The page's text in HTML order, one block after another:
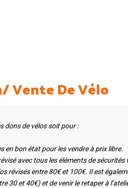
Vente De Vélo
dons de vélos soit pour :
en bon état pour les vendre à prix libre.
avec tous les éléments de
révisés entre 80€ et 100€. Il est
30 et 40€) et de venir le retaper à